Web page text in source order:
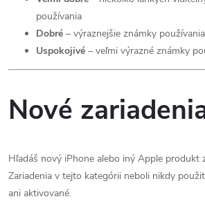
používania
Dobré – výraznejšie známky používania
Uspokojivé – veľmi výrazné známky
Nové
Hľadáš nový iPhone alebo iný Apple produkt
Zariadenia v tejto kategórii neboli nikdy
ani aktivované.